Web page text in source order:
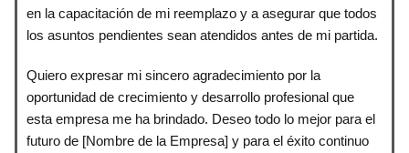
en la capacitación de mi reemplazo y a asegurar que todos
los asuntos pendientes sean atendidos antes de mi partida.
Quiero expresar mi sincero agradecimiento por la
oportunidad de crecimiento y desarrollo profesional que
esta empresa me ha brindado. Deseo todo lo mejor para el
futuro de [Nombre de la Empresa] y para el éxito continuo